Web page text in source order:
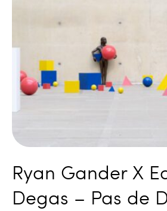
Ryan Gander X
Degas – Pas de